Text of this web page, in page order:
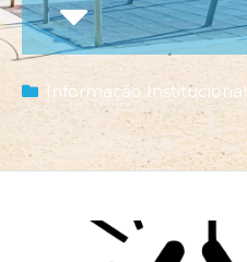
Informação Institucional